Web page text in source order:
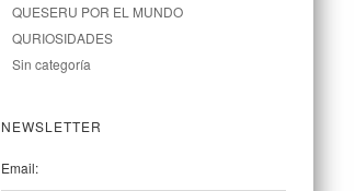
QUESERU POR EL MUNDO
QURIOSIDADES
Sin categoría
NEWSLETTER
Email: